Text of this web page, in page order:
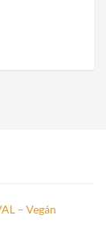
– Vegán